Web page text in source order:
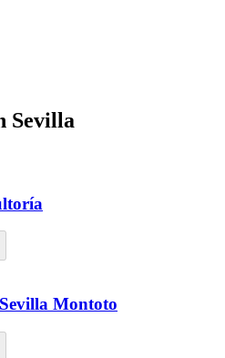
Sevilla
Montoto